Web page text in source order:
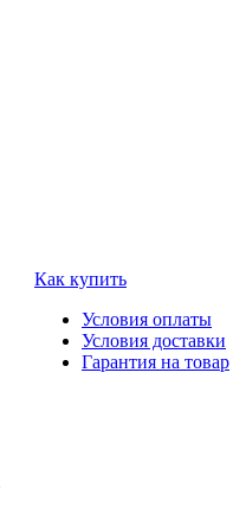
Как купить
Условия оплаты
Условия доставки
Гарантия на товар